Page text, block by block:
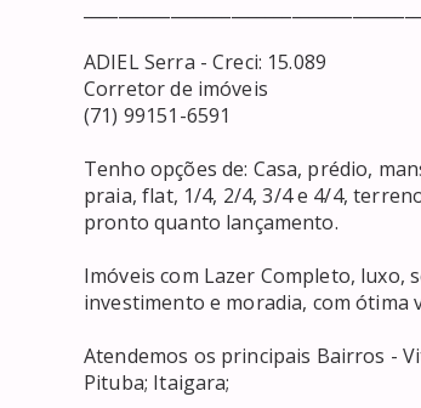
ADIEL Serra - Creci: 15.089
Corretor de imóveis
(71) 99151-6591
Tenho opções de: Casa, prédio,
praia, flat, 1/4, 2/4, 3/4 e 4/4,
pronto quanto lançamento.
Imóveis com Lazer Completo, luxo,
investimento e moradia, com ótima
Atendemos os principais Bairros -
Pituba; Itaigara;